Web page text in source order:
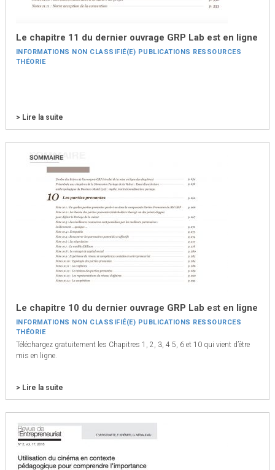
Le chapitre 11 du dernier ouvrage GRP Lab est en ligne
INFORMATIONS NON CLASSIFIÉ(E) PUBLICATIONS RESSOURCES
THÉORIE
> Lire la suite
Le chapitre 10 du dernier ouvrage GRP Lab est en ligne
INFORMATIONS NON CLASSIFIÉ(E) PUBLICATIONS RESSOURCES
THÉORIE
Téléchargez gratuitement les Chapitres 1, 2, 3, 4 5, 6 et 10 qui vient d’être
mis en ligne.
> Lire la suite